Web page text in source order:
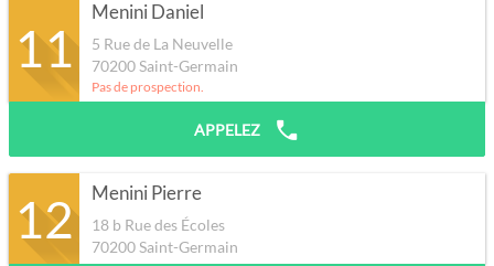
11
Menini Daniel
5 Rue de La Neuvelle
70200Saint-Germain
Pas de prospection.
APPELEZ
12 Menini Pierre
18 b Rue des Écoles
70200Saint-Germain